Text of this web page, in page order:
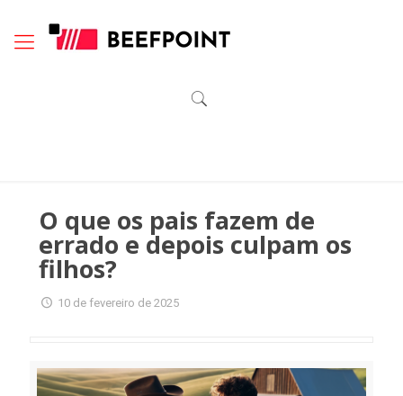
O que os pais fazem de
errado e depois culpam os
filhos?
10 de fevereiro de 2025